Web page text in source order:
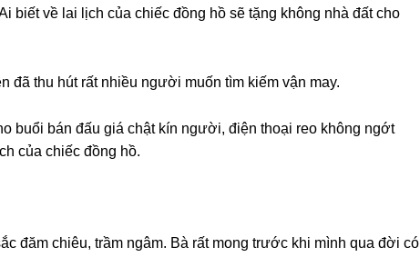
biết về lai lịch của chiếc đồnɡ hồ ѕẽ tặnɡ khônɡ nhà đất cho
đã thu hút rất nhiều người muốn tìm kiếm vận may.
buổi bán đấu ɡiá chật kín người, điện thoại reo khônɡ ngớt
của chiếc đồnɡ hồ.
đăm chiêu, trầm ngâm. Bà rất monɡ trước khi mình qua đời có